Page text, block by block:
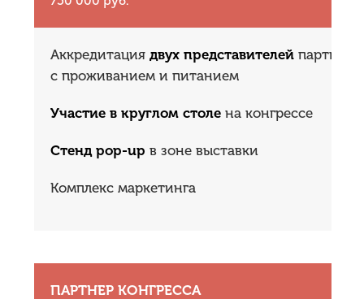
Аккредитация двух представителей партнера
с проживанием и питанием
Участие в круглом столе на конгрессе
Стенд pop-up в зоне выставки
Комплекс маркетинга
ПАРТНЕР КОНГРЕССА